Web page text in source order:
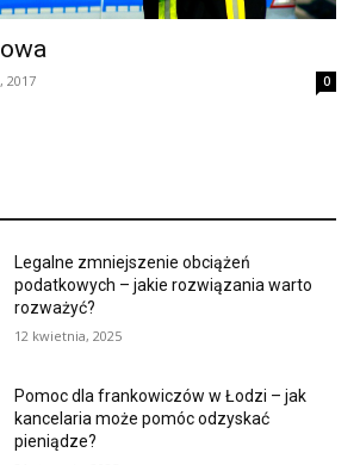
2017 0
Legalne zmniejszenie obciążeń
podatkowych – jakie rozwiązania warto
rozważyć?
12 kwietnia, 2025
Pomoc dla frankowiczów w Łodzi – jak
kancelaria może pomóc odzyskać
pieniądze?